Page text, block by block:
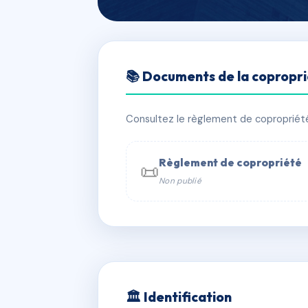
JOLIE VUE
📍 77 r desbassyns 97438 Sainte-
📞 Contacter Syndic Digital
📚 Documents de la
Consultez le règlement de
📜Règlement de copropriété
Non publié
🏛 Identification